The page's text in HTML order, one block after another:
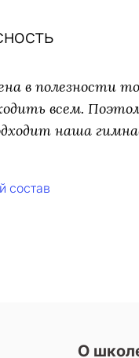
в полезности
всем.
наша
состав
О